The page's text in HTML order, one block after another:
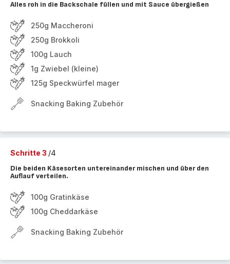
Alles roh in die Backschale füllen und mit Sauce übergießen
250g Maccheroni
250g Brokkoli
100g Lauch
1g Zwiebel (kleine)
125g Speckwürfel mager
Snacking Baking Zubehör
Schritte 3 /4
Die beiden Käsesorten untereinander mischen und über den
Auflauf verteilen.
100g Gratinkäse
100g Cheddarkäse
Snacking Baking Zubehör